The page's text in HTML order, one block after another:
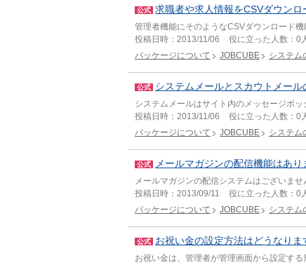
公式 求職者や求人情報をCSVダウン
管理者機能にそのようなCSVダウンロード
投稿日時： 2013/11/06 役に立った人数： 0
パッケージについて
JOBCUBE システム
公式 システムメールとスカウトメール
システムメールはサイト内のメッセージボ
投稿日時： 2013/11/06 役に立った人数： 0
パッケージについて
JOBCUBE システム
公式 メールマガジンの配信機能はあり
メールマガジンの配信システムはございま
投稿日時： 2013/09/11 役に立った人数： 0
パッケージについて
JOBCUBE システム
公式 お祝い金の設定方法はどうなりま
お祝い金は、管理者が管理画面から設定す